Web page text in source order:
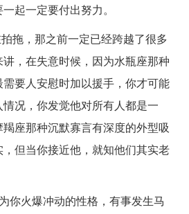
起一定要付出努力。
拖，那之前一定已经跨越了很多
，在失意时候，因为水瓶座那种
要人安慰时加以援手，你才可能
况，你发觉他对所有人都是一
座那种沉默寡言有深度的外型吸
但当你接近他，就知他们其实老
你火爆冲动的性格，有事发生马